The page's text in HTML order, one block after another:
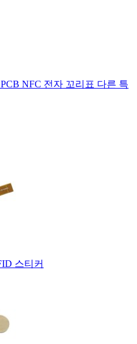
NFC 전자 꼬리표 다른 특
스티커